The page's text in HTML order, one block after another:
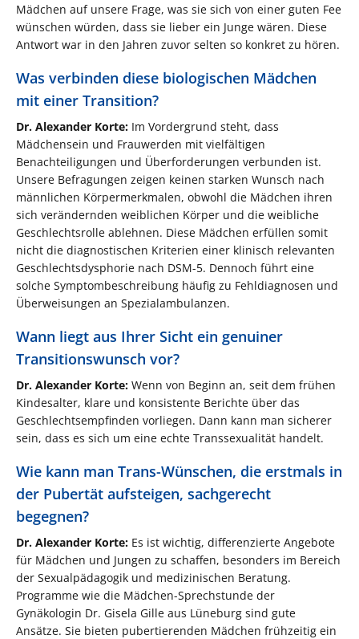
Mädchen auf unsere Frage, was sie sich von einer guten Fee
wünschen würden, dass sie lieber ein Junge wären. Diese
Antwort war in den Jahren zuvor selten so konkret zu hören.
Was verbinden diese biologischen Mädchen
mit einer Transition?
Dr. Alexander Korte: Im Vordergrund steht, dass
Mädchensein und Frauwerden mit vielfältigen
Benachteiligungen und Überforderungen verbunden ist.
Unsere Befragungen zeigen keinen starken Wunsch nach
männlichen Körpermerkmalen, obwohl die Mädchen ihren
sich verändernden weiblichen Körper und die weibliche
Geschlechtsrolle ablehnen. Diese Mädchen erfüllen somit
nicht die diagnostischen Kriterien einer klinisch relevanten
Geschlechtsdysphorie nach DSM-5. Dennoch führt eine
solche Symptombeschreibung häufig zu Fehldiagnosen und
Überweisungen an Spezialambulanzen.
Wann liegt aus Ihrer Sicht ein genuiner
Transitionswunsch vor?
Dr. Alexander Korte: Wenn von Beginn an, seit dem frühen
Kindesalter, klare und konsistente Berichte über das
Geschlechtsempfinden vorliegen. Dann kann man sicherer
sein, dass es sich um eine echte Transsexualität handelt.
Wie kann man Trans-Wünschen, die erstmals in
der Pubertät aufsteigen, sachgerecht
begegnen?
Dr. Alexander Korte: Es ist wichtig, differenzierte Angebote
für Mädchen und Jungen zu schaffen, besonders im Bereich
der Sexualpädagogik und medizinischen Beratung.
Programme wie die Mädchen-Sprechstunde der
Gynäkologin Dr. Gisela Gille aus Lüneburg sind gute
Ansätze. Sie bieten pubertierenden Mädchen frühzeitig ein